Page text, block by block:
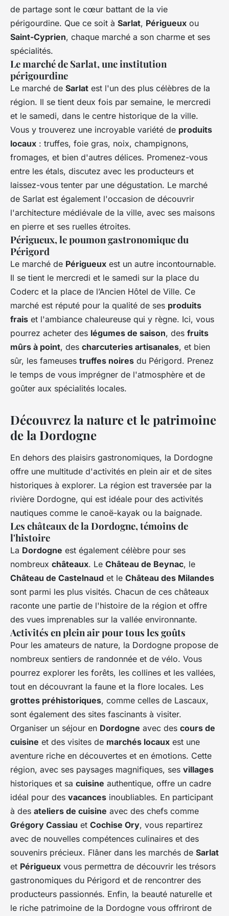
de partage sont le cœur battant de la vie
périgourdine. Que ce soit à Sarlat, Périgueux ou
Saint-Cyprien, chaque marché a son charme et ses
spécialités.
Le marché de Sarlat, une institution
périgourdine
Le marché de Sarlat est l'un des plus célèbres de la
région. Il se tient deux fois par semaine, le mercredi
et le samedi, dans le centre historique de la ville.
Vous y trouverez une incroyable variété de produits
locaux : truffes, foie gras, noix, champignons,
fromages, et bien d'autres délices. Promenez-vous
entre les étals, discutez avec les producteurs et
laissez-vous tenter par une dégustation. Le marché
de Sarlat est également l'occasion de découvrir
l'architecture médiévale de la ville, avec ses maisons
en pierre et ses ruelles étroites.
Périgueux, le poumon gastronomique du
Périgord
Le marché de Périgueux est un autre incontournable.
Il se tient le mercredi et le samedi sur la place du
Coderc et la place de l’Ancien Hôtel de Ville. Ce
marché est réputé pour la qualité de ses produits
frais et l'ambiance chaleureuse qui y règne. Ici, vous
pourrez acheter des légumes de saison, des fruits
mûrs à point, des charcuteries artisanales, et bien
sûr, les fameuses truffes noires du Périgord. Prenez
le temps de vous imprégner de l'atmosphère et de
goûter aux spécialités locales.
Découvrez la nature et le patrimoine
de la Dordogne
En dehors des plaisirs gastronomiques, la Dordogne
offre une multitude d'activités en plein air et de sites
historiques à explorer. La région est traversée par la
rivière Dordogne, qui est idéale pour des activités
nautiques comme le canoë-kayak ou la baignade.
Les châteaux de la Dordogne, témoins de
l'histoire
La Dordogne est également célèbre pour ses
nombreux châteaux. Le Château de Beynac, le
Château de Castelnaud et le Château des Milandes
sont parmi les plus visités. Chacun de ces châteaux
raconte une partie de l'histoire de la région et offre
des vues imprenables sur la vallée environnante.
Activités en plein air pour tous les goûts
Pour les amateurs de nature, la Dordogne propose de
nombreux sentiers de randonnée et de vélo. Vous
pourrez explorer les forêts, les collines et les vallées,
tout en découvrant la faune et la flore locales. Les
grottes préhistoriques, comme celles de Lascaux,
sont également des sites fascinants à visiter.
Organiser un séjour en Dordogne avec des cours de
cuisine et des visites de marchés locaux est une
aventure riche en découvertes et en émotions. Cette
région, avec ses paysages magnifiques, ses villages
historiques et sa cuisine authentique, offre un cadre
idéal pour des vacances inoubliables. En participant
à des ateliers de cuisine avec des chefs comme
Grégory Cassiau et Cochise Ory, vous repartirez
avec de nouvelles compétences culinaires et des
souvenirs précieux. Flâner dans les marchés de Sarlat
et Périgueux vous permettra de découvrir les trésors
gastronomiques du Périgord et de rencontrer des
producteurs passionnés. Enfin, la beauté naturelle et
le riche patrimoine de la Dordogne vous offriront de